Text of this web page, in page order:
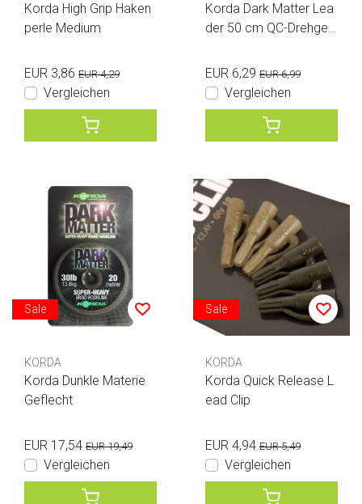
Korda High Grip Haken
perle Medium
EUR 3,86 EUR 4,29
Vergleichen
Korda Dark Matter Lea
der 50 cm QC-Drehgele
EUR 6,29 EUR 6,99
Vergleichen
Sale
KORDA
Korda Dunkle Materie
Geflecht
EUR 17,54 EUR 19,49
Vergleichen
Sale
KORDA
Korda Quick Release L
ead Clip
EUR 4,94 EUR 5,49
Vergleichen